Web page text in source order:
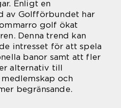
Enligt en
av Golfförbundet har
golf ökat
Denna trend kan
intresset för att spela
banor samt att fler
alternativ till
och
begränsande.